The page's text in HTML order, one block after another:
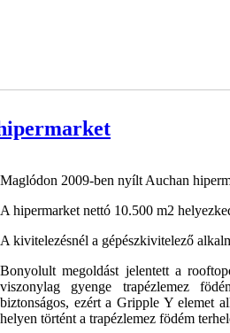
Maglódon 2009-ben nyílt Auchan
A hipermarket nettó 10.500 m2
A kivitelezésnél a gépészkivitelező
Bonyolult megoldást jelentett a
viszonylag gyenge trapézlemez
biztonságos, ezért a Gripple Y elemet
helyen történt a trapézlemez födém